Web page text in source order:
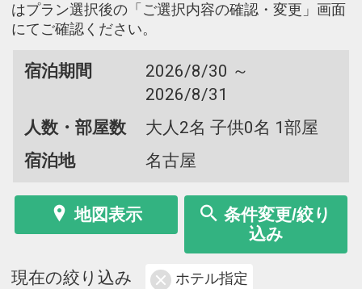
はプラン選択後の「ご選択内容の確認・変更」画面
にてご確認ください。
宿泊期間
2026/8/30 ～
2026/8/31
人数・部屋数
大人2名 子供0名 1部屋
宿泊地
名古屋
地図表示
条件変更/絞り
込み
現在の絞り込み ホテル指定